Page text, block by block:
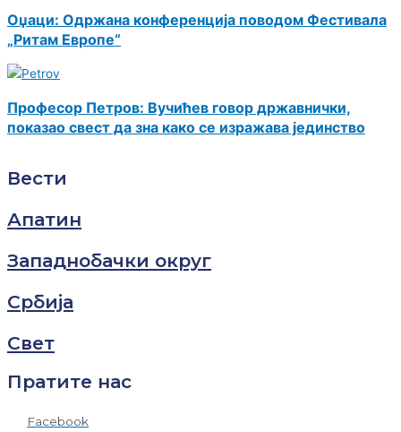
Оџаци: Одржана конференција поводом Фестивала
„Ритам Европе“
Професор Петров: Вучићев говор државнички,
показао свест да зна како се изражава јединство
Вести
Апатин
Западнобачки округ
Србија
Свет
Пратите нас
Facebook